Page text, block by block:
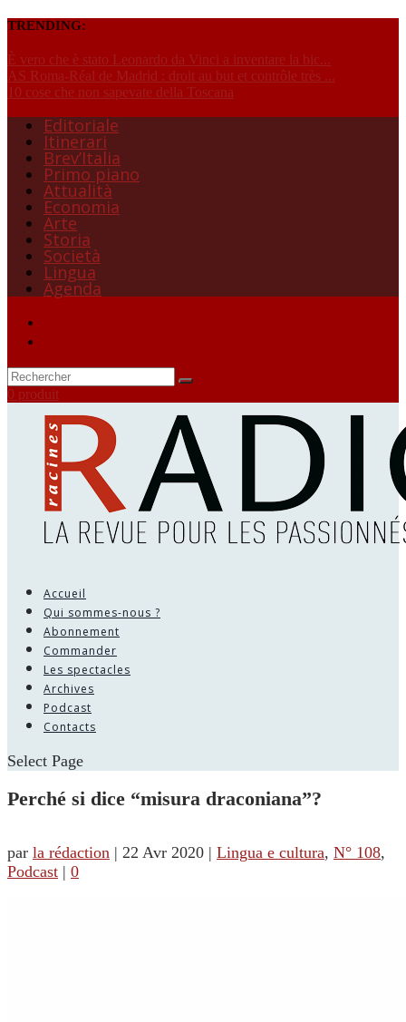
TRENDING:
È vero che è stato Leonardo da Vinci a inventare la bic...
AS Roma-Réal de Madrid : droit au but et contrôle très ...
10 cose che non sapevate della Toscana
Editoriale
Itinerari
Brev’Italia
Primo piano
Attualità
Economia
Arte
Storia
Società
Lingua
Agenda
0 produit
Accueil
Qui sommes-nous ?
Abonnement
Commander
Les spectacles
Archives
Podcast
Contacts
Select Page
Perché si dice “misura draconiana”?
par la rédaction | 22 Avr 2020 | Lingua e cultura, N° 108,
Podcast | 0